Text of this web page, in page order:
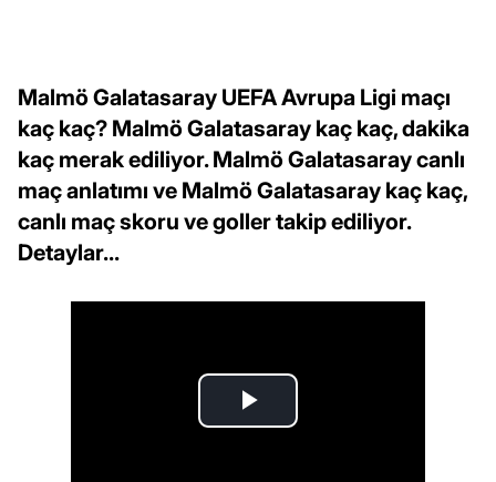
Malmö Galatasaray UEFA Avrupa Ligi maçı
kaç kaç? Malmö Galatasaray kaç kaç, dakika
kaç merak ediliyor. Malmö Galatasaray canlı
maç anlatımı ve Malmö Galatasaray kaç kaç,
canlı maç skoru ve goller takip ediliyor.
Detaylar...